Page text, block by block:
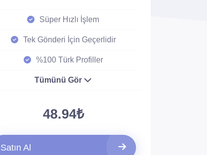
Süper Hızlı İşlem
Tek Gönderi İçin Geçerlidir
%100 Türk Profiller
Tümünü Gör
48.94₺
Satın Al